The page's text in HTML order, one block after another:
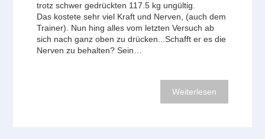
trotz schwer gedrückten 117.5 kg ungültig.
Das kostete sehr viel Kraft und Nerven, (auch dem
Trainer). Nun hing alles vom letzten Versuch ab
sich nach ganz oben zu drücken...Schafft er es die
Nerven zu behalten? Sein…
Weiterlesen